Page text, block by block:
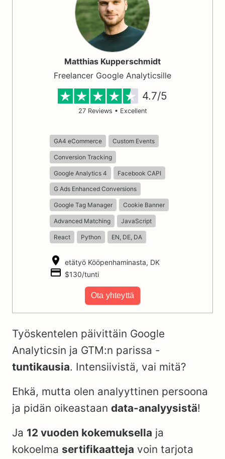
Matthias Kupperschmidt
Freelancer Google Analyticsille
4.7/5
27 Reviews • Excellent
GA4 eCommerce Custom Events
Conversion Tracking
Google Analytics 4 Facebook CAPI
G Ads Enhanced Conversions
Google Tag Manager Cookie Banner
Advanced Matching JavaScript
React Python EN, DE, DA
etätyö Kööpenhaminasta, DK
$130/tunti
Ota yhteyttä
Työskentelen päivittäin Google
Analyticsin ja GTM:n parissa -
tuntikausia. Intensiivistä, vai mitä?
Ehkä, mutta olen analyyttinen persoona
ja pidän oikeastaan data-analyysistä!
Ja 12 vuoden kokemuksella ja
kokoelma sertifikaatteja voin tarjota